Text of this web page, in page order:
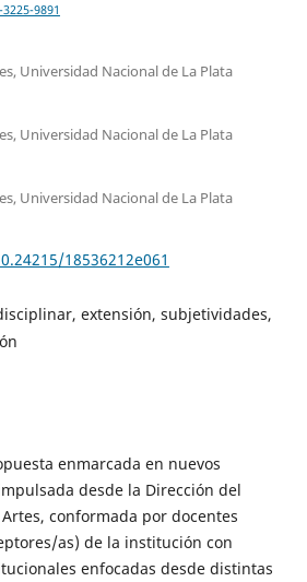
9891
Universidad Nacional de La Plata
Universidad Nacional de La Plata
Universidad Nacional de La Plata
18536212e061
extensión, subjetividades,
enmarcada en nuevos
desde la Dirección del
conformada por docentes
as) de la institución con
enfocadas desde distintas